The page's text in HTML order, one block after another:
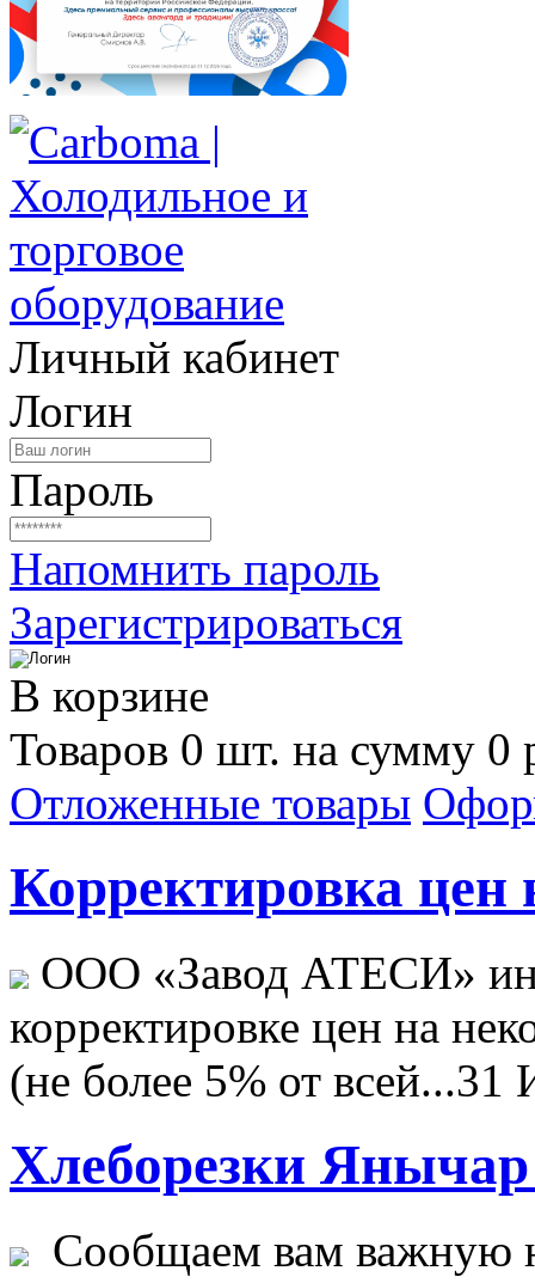
Личный кабинет
Логин
Пароль
Напомнить пароль
Зарегистрироваться
В корзине
Товаров 0 шт. на сумму 0
Отложенные товары
Корректировка цен
ООО «Завод АТЕСИ»
корректировке цен на
(не более 5% от всей...31
Хлеборезки Янычар
Сообщаем вам важную